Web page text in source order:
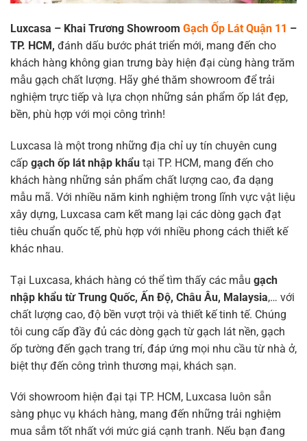
Luxcasa – Khai Trương Showroom Gạch Ốp Lát Quận 11 –
TP. HCM, đánh dấu bước phát triển mới, mang đến cho
khách hàng không gian trưng bày hiện đại cùng hàng trăm
mẫu gạch chất lượng. Hãy ghé thăm showroom để trải
nghiệm trực tiếp và lựa chọn những sản phẩm ốp lát đẹp,
bền, phù hợp với mọi công trình!
Luxcasa là một trong những địa chỉ uy tín chuyên cung
cấp gạch ốp lát nhập khẩu tại TP. HCM, mang đến cho
khách hàng những sản phẩm chất lượng cao, đa dạng
mẫu mã. Với nhiều năm kinh nghiệm trong lĩnh vực vật liệu
xây dựng, Luxcasa cam kết mang lại các dòng gạch đạt
tiêu chuẩn quốc tế, phù hợp với nhiều phong cách thiết kế
khác nhau.
Tại Luxcasa, khách hàng có thể tìm thấy các mẫu gạch
nhập khẩu từ Trung Quốc, Ấn Độ, Châu Âu, Malaysia,… với
chất lượng cao, độ bền vượt trội và thiết kế tinh tế. Chúng
tôi cung cấp đầy đủ các dòng gạch từ gạch lát nền, gạch
ốp tường đến gạch trang trí, đáp ứng mọi nhu cầu từ nhà ở,
biệt thự đến công trình thương mại, khách sạn.
Với showroom hiện đại tại TP. HCM, Luxcasa luôn sẵn
sàng phục vụ khách hàng, mang đến những trải nghiệm
mua sắm tốt nhất với mức giá cạnh tranh. Nếu bạn đang